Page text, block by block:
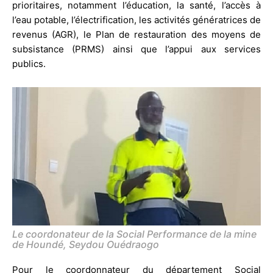
prioritaires, notamment l’éducation, la santé, l’accès à
l’eau potable, l’électrification, les activités génératrices de
revenus (AGR), le Plan de restauration des moyens de
subsistance (PRMS) ainsi que l’appui aux services
publics.
Le coordonateur de la Social Performance de la mine
de Houndé, Seydou Ouédraogo
Pour le coordonnateur du département Social